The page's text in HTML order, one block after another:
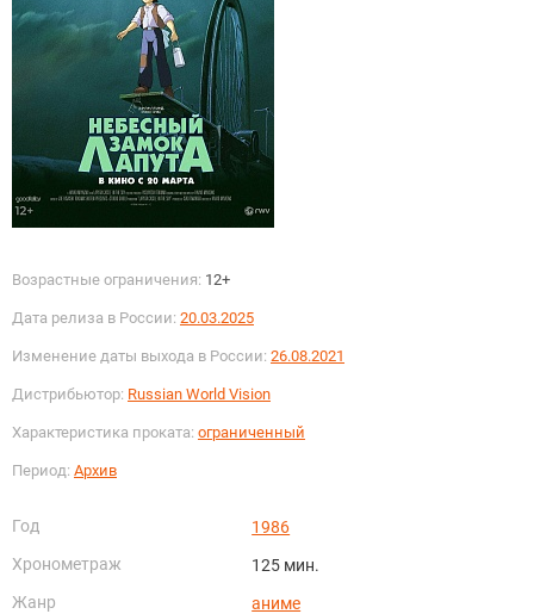
Возрастные ограничения: 12+
Дата релиза в России: 20.03.2025
Изменение даты выхода в России: 26.08.2021
Дистрибьютор: Russian World Vision
Характеристика проката: ограниченный
Период: Архив
Год
1986
Хронометраж
125 мин.
Жанр
аниме